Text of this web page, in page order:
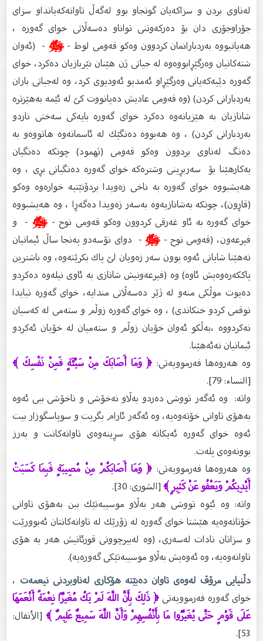
له‌ناوى بردن و سزاكه‌یان گونجاو بوو له‌گه‌ڵ تاوانه‌كه‌یانداو سزاى
جۆراوجۆرى دان بۆ ده‌ركه‌وتنى تواناو ده‌سه‌ڵاتى خواى گه‌وره‌ ،
هه‌یانبووه‌ به‌ردبارانمان كردوون وه‌كو قه‌ومی لوط - ﷺ- (ئه‌وان
شته‌كانیان وه‌رگێڕابووه‌وه‌ له‌ جیاتى ژن هێنان نێربازیان ده‌كرد، خواى
گه‌وره‌ دێیه‌كه‌یانى وه‌رگێڕاو ئه‌مدیو ئه‌ودیوى كرد، وه‌ له‌جیاتى باران
به‌ردبارانى كردن) (وه‌ قه‌ومى عادیش ده‌یانووت كێ له‌ ئێمه‌ به‌هێزتره‌
شانازیان به‌ هێزیانه‌وه‌ ده‌كرد خواى گه‌وره‌ بایه‌كى سه‌ختى ناردو
به‌ردبارانى كردن) ، وه‌ هه‌بووه‌ ده‌نگێك له‌ ئاسمانه‌وه‌ هاتووه‌و به‌
ده‌نگ له‌ناوی بردوون وه‌كو قه‌ومی (ثهمود) چونكه‌ ده‌نگیان
به‌كارهێنا بۆ سه‌ربڕینى وشتره‌كه‌ خواى گه‌وره‌ ده‌نگیانى بڕى ، وه‌
هه‌یشبووه‌ خوای گه‌وره‌ به‌ ناخی زه‌ویدا بردۆنێتیه‌ خواره‌وه‌ وه‌كو
(قاڕون)، چونكه‌ به‌شانازیه‌وه‌ به‌سه‌ر زه‌ویدا ده‌گه‌ڕا ، وه‌ هه‌یشبووه‌
خوای گه‌وره‌ به‌ ئاو غه‌رقی كردوون وه‌كو قه‌ومی نوح - ﷺ- و
فیرعه‌ون، (قه‌ومى نوح - ﷺ- دواى نۆسه‌دو په‌نجا ساڵ ئیمانیان
نه‌هێنا شایانى ئه‌وه‌ بوون سه‌ر زه‌ویان لێ پاك بكرێته‌وه‌، وه‌ باشترین
پاككه‌ره‌وه‌یش ئاوه‌) وه‌ (فیرعه‌ونیش شانازى به‌ ئاوى نیله‌وه‌ ده‌كردو
ده‌یوت موڵكى منه‌و له‌ ژێر ده‌سه‌ڵاتى مندایه‌، خواى گه‌وره‌ تیایدا
نوقمى كردو خنكاندى) ، وه‌ خوای گه‌وره‌ زوڵم و سته‌می له‌ كه‌سیان
نه‌كردووه‌ ،به‌ڵكو ئه‌وان خۆیان زوڵم و سته‌میان له‌ خۆیان ئه‌كردو
ئیمانیان نه‌ئه‌هێنا.
وە هەروەها فەرموویەتی:﴿ وَمَا أَصَابَكَ مِنْ سَيِّئَةٍ فَمِنْ نَفْسِكَ ﴾
[النساء: 79].
واتە: وه‌ ئه‌گه‌ر تووشی ده‌ردو به‌ڵاو نه‌خۆشی و ناخۆشی ببی ئه‌وه‌
به‌هۆی تاوانی خۆته‌وه‌یه‌، وه‌ ئه‌گه‌ر ئارام بگریت و سوپاسگوزار بیت
ئه‌وه‌ خوای گه‌وره‌ ئه‌یكاته‌ هۆى سڕینه‌وه‌ى تاوانه‌كانت و به‌رز
بوونه‌وه‌ى پله‌ت.
وە هەروەها فەرموویەتی:﴿ وَمَا أَصَابَكُمْ مِنْ مُصِيبَةٍ فَبِمَا كَسَبَتْ
أَيْدِيكُمْ وَيَعْفُو عَنْ كَثِيرٍ ﴾[الشورى: 30].
واتە: وه‌ ئێوه‌ تووشی هه‌ر به‌ڵاو موسیبه‌تێك ببن به‌هۆی تاوانی
خۆتانه‌وه‌یه‌ هێشتا خوای گه‌وره‌ له‌ زۆرێك له‌ تاوانه‌كانتان ئه‌بوورێت
و سزاتان نادات له‌سه‌ری، (وه‌ له‌بیرچوونی قورئانیش هه‌ر به‌ هۆی
تاوانه‌وه‌یه‌، وه‌ ئه‌وه‌یش به‌ڵاو موسیبه‌تێكی گه‌وره‌یه‌).
دڵنیایی مرۆڤ لەوەی تاوان دەبێتە هۆکاری لەناوبردنی نیعمەت،
خوای گەورە فەرموویەتی﴿ ذَلِكَ بِأَنَّ اللَّهَ لَمْ يَكُ مُغَيِّرًا نِعْمَةً أَنْعَمَهَا
عَلَى قَوْمٍ حَتَّى يُغَيِّرُوا مَا بِأَنْفُسِهِمْ وَأَنَّ اللَّهَ سَمِيعٌ عَلِيمٌ ﴾ [الأنفال: